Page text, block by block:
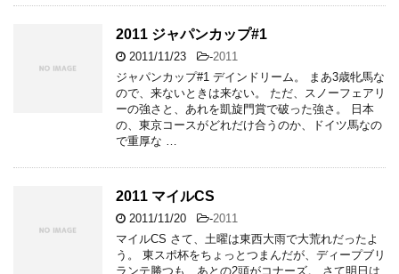
2011 ジャパンカップ#1
2011/11/23 -2011
ジャパンカップ#1 デインドリーム。 まあ3歳牝馬な
ので、来ないときは来ない。 ただ、スノーフェアリ
ーの強さと、あれを凱旋門賞で破った強さ。 日本
の、東京コースがどれだけ合うのか、ドイツ馬なの
で重厚な …
2011 マイルCS
2011/11/20 -2011
マイルCS さて、土曜は東西大雨で大荒れだったよ
う。 東スポ杯をちょっとつまんだが、ディープブリ
ランテ勝つも、あとの2頭がコナーズ。 さて明日は